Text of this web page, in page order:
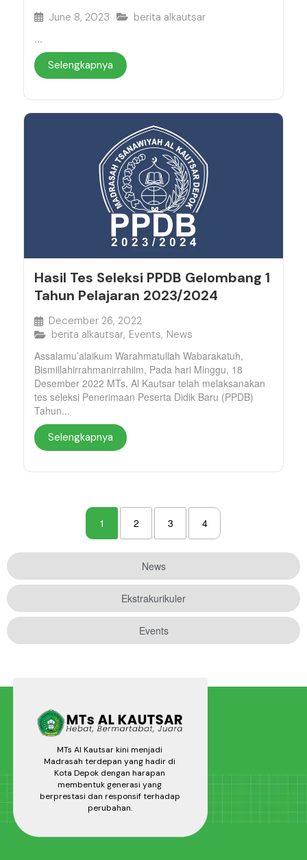
News
Ekstrakurikuler
Events
June 8, 2023
berita alkautsar
...
Selengkapnya
Hasil Tes Seleksi PPDB Gelombang 1
Tahun Pelajaran 2023/2024
December 26, 2022
berita alkautsar, Events, News
Assalamu’alaikum Warahmatullah Wabarakatuh,
Bismillahirrahmanirrahiim, Pada hari Minggu, 18
Desember 2022 MTs. Al Kautsar telah melaksanakan
tes seleksi Penerimaan Peserta Didik Baru (PPDB)
Tahun...
Selengkapnya
1 2 3 4
MTs Al Kautsar kini menjadi
Madrasah terdepan yang hadir di
Kota Depok dengan harapan
membentuk generasi yang
berprestasi dan responsif terhadap
perubahan.